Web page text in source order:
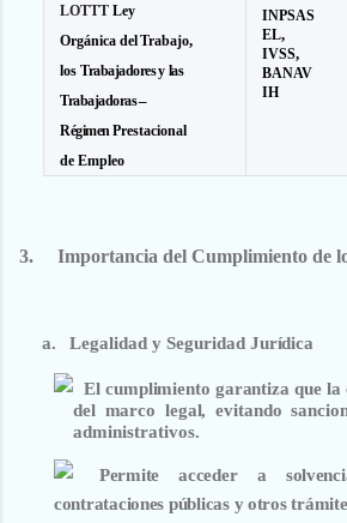
LOTTT Ley
Orgánica delTrabajo,
losTrabajadores y las
Trabajadoras–
RégimenPrestacional
de Empleo
INPSAS
EL,
IVSS,
BANAV
IH
3. Importancia del Cumplimiento de
a. Legalidad y Seguridad Jurídica
El cumplimiento garantiza que la
del marco legal, evitando
administrativos.
Permite acceder a
contrataciones públicas y otros